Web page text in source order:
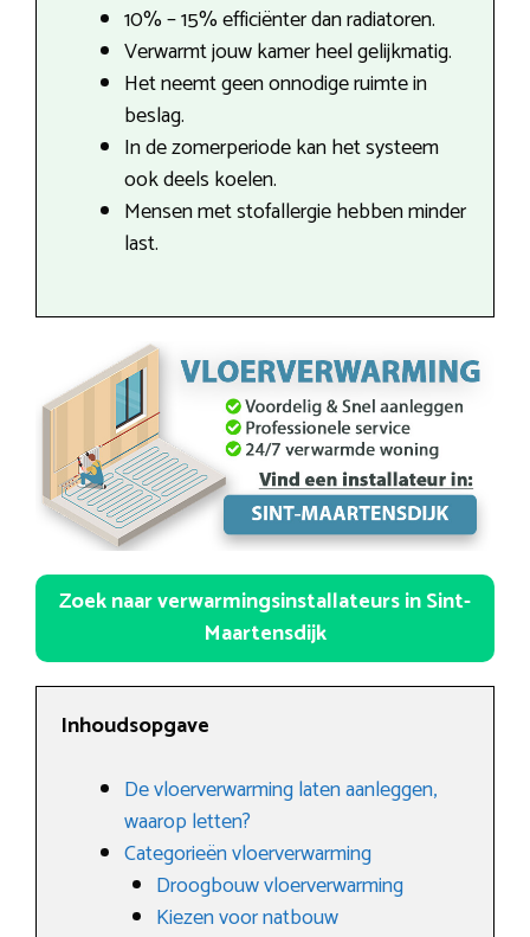
10% – 15% efficiënter dan radiatoren.
Verwarmt jouw kamer heel gelijkmatig.
Het neemt geen onnodige ruimte in
beslag.
In de zomerperiode kan het systeem
ook deels koelen.
Mensen met stofallergie hebben minder
last.
Zoek naar verwarmingsinstallateurs in Sint-
Maartensdijk
Inhoudsopgave
De vloerverwarming laten aanleggen,
waarop letten?
Categorieën vloerverwarming
Droogbouw vloerverwarming
Kiezen voor natbouw